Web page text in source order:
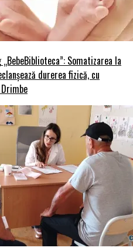
Somatizarea la
durerea fizică, cu